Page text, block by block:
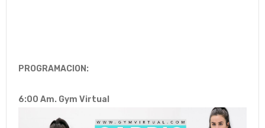
PROGRAMACION:
6:00 Am. Gym Virtual